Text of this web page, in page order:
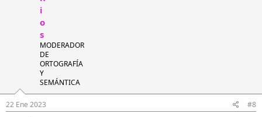
i
o
s
MODERADOR
DE
ORTOGRAFÍA
Y
SEMÁNTICA
22 Ene 2023 #8